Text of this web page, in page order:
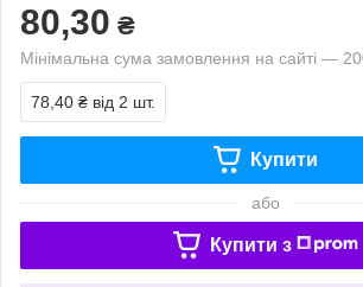
80,30 ₴
Мінімальна сума замовлення на сайті —
78,40 ₴ від 2 шт.
Купити
або
Купити з